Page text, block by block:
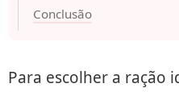
Conclusão
Para escolher a ração